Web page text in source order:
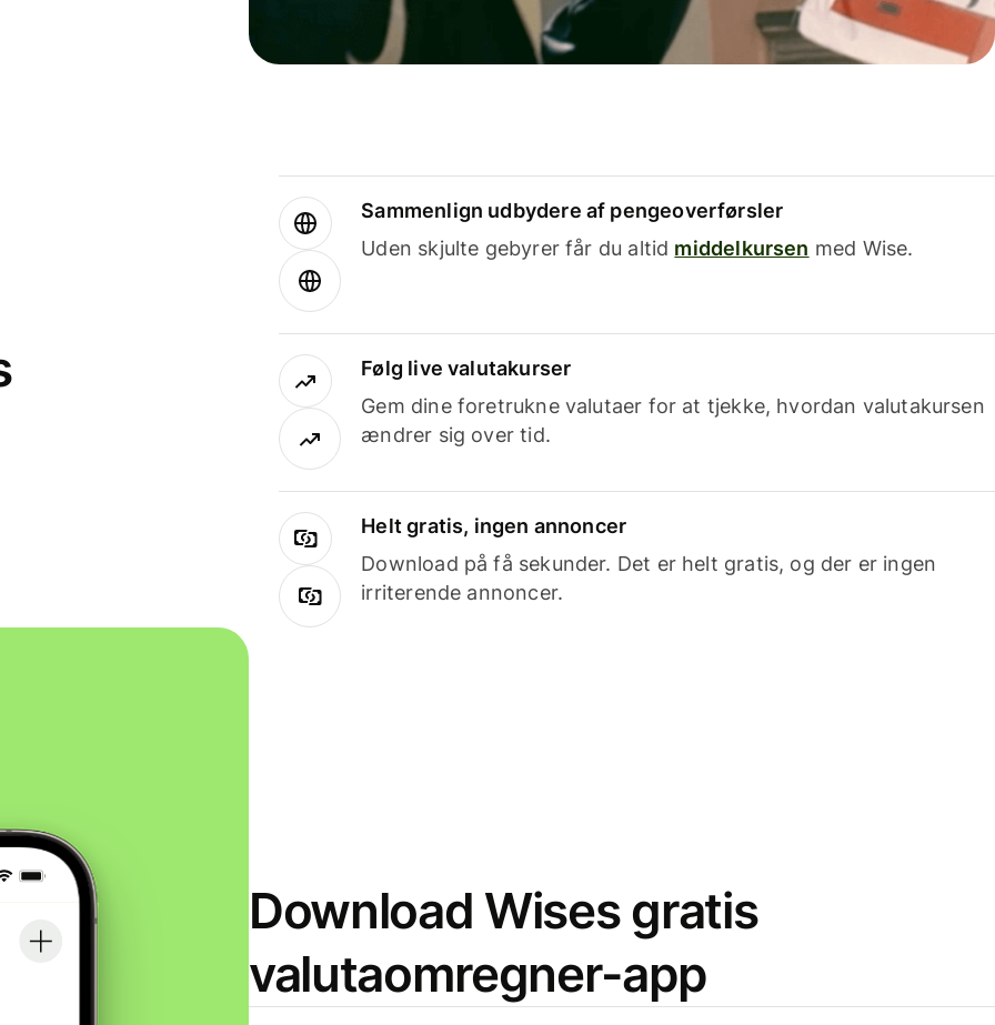
Sammenlign udbydere af pengeoverførsler
Uden skjulte gebyrer får du altid middelkursen med Wise.
Følg live valutakurser
Gem dine foretrukne valutaer for at tjekke, hvordan valutakursen
ændrer sig over tid.
Helt gratis, ingen annoncer
Download på få sekunder. Det er helt gratis, og der er ingen
irriterende annoncer.
Download Wises gratis
valutaomregner-app